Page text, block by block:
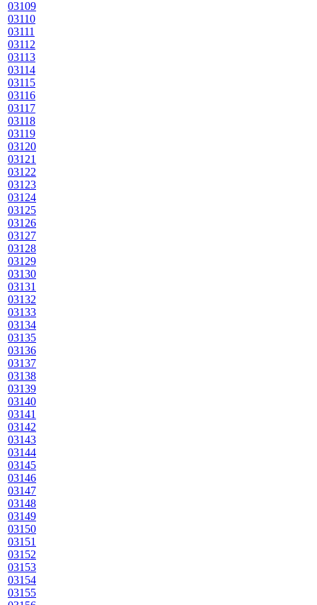
03109
03110
03111
03112
03113
03114
03115
03116
03117
03118
03119
03120
03121
03122
03123
03124
03125
03126
03127
03128
03129
03130
03131
03132
03133
03134
03135
03136
03137
03138
03139
03140
03141
03142
03143
03144
03145
03146
03147
03148
03149
03150
03151
03152
03153
03154
03155